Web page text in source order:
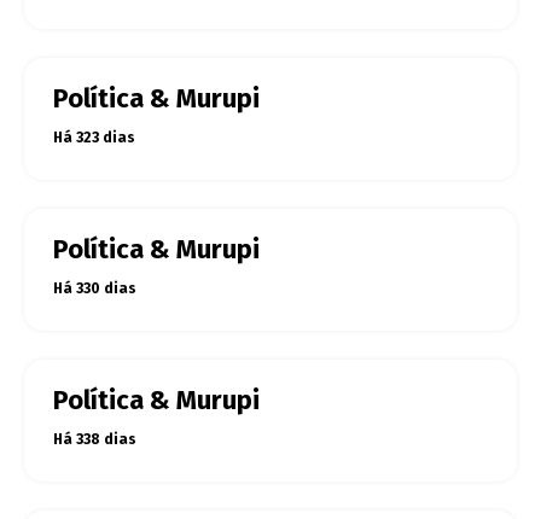
Política & Murupi
Há 323 dias
Política & Murupi
Há 330 dias
Política & Murupi
Há 338 dias